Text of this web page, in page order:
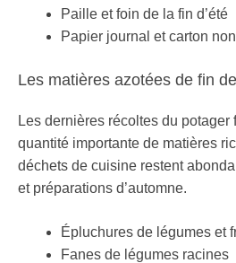
Paille et foin de la fin d’été
Papier journal et carton
Les matières azotées de fin
Les dernières récoltes du potager
quantité importante de matières
déchets de cuisine restent
et préparations d’automne.
Épluchures de légumes et
Fanes de légumes racines